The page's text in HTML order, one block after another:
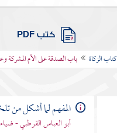
كتب PDF
كتاب الزكاة باب الصدقة على الأم المشركة
المفهم لما أشكل
أبو العباس القرطبي -